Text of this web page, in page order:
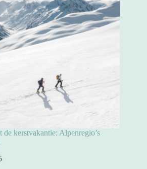
de kerstvakantie: Alpenregio’s